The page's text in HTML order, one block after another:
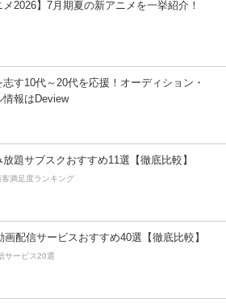
メ2026】7月期夏の新アニメを一挙紹介！
す10代～20代を応援！オーディション・
情報はDeview
題サブスクおすすめ11選【徹底比較】
客満足度ランキング
画配信サービスおすすめ40選【徹底比較】
サービス20選